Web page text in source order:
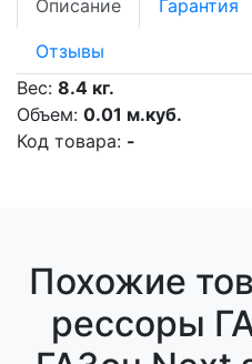
Описание Гарантия
Отзывы
Вес: 8.4 кг.
Объем: 0.01 м.куб.
Код товара: -
Похожие
рессоры